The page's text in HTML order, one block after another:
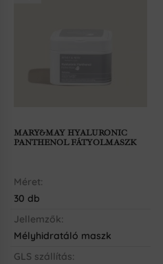
MARY&MAY HYALURONIC
PANTHENOL FÁTYOLMASZK
Méret:
30 db
Jellemzők:
Mélyhidratáló maszk
GLS szállítás: